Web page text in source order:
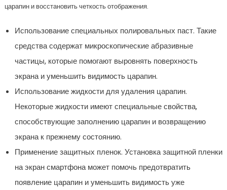
царапин и восстановить четкость отображения.
Использование специальных полировальных паст. Такие
средства содержат микроскопические абразивные
частицы, которые помогают выровнять поверхность
экрана и уменьшить видимость царапин.
Использование жидкости для удаления царапин.
Некоторые жидкости имеют специальные свойства,
способствующие заполнению царапин и возвращению
экрана к прежнему состоянию.
Применение защитных пленок. Установка защитной пленки
на экран смартфона может помочь предотвратить
появление царапин и уменьшить видимость уже